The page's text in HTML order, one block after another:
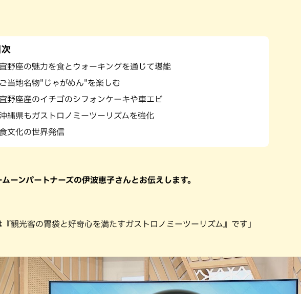
次
宜野座の魅力を食とウォーキングを通じて堪能
ご当地名物"じゃがめん"を楽しむ
宜野座産のイチゴのシフォンケーキや車エビ
沖縄県もガストロノミーツーリズムを強化
文化の世界発信
ーンパートナーズの伊波恵子さんとお伝えします。
『観光客の胃袋と好奇心を満たすガストロノミーツーリズム』です」